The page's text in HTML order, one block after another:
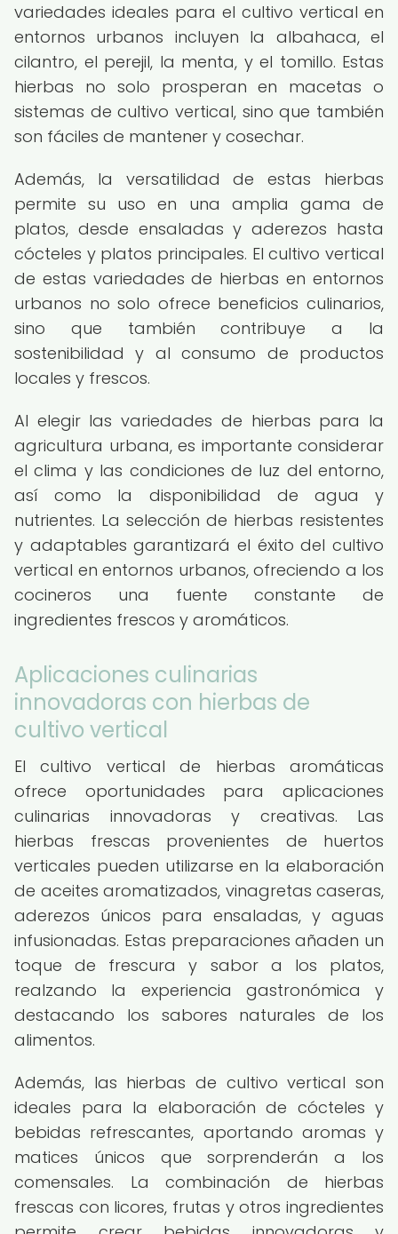
variedades ideales para el cultivo vertical en
entornos urbanos incluyen la albahaca, el
cilantro, el perejil, la menta, y el tomillo. Estas
hierbas no solo prosperan en macetas o
sistemas de cultivo vertical, sino que también
son fáciles de mantener y cosechar.
Además, la versatilidad de estas hierbas
permite su uso en una amplia gama de
platos, desde ensaladas y aderezos hasta
cócteles y platos principales. El cultivo vertical
de estas variedades de hierbas en entornos
urbanos no solo ofrece beneficios culinarios,
sino que también contribuye a la
sostenibilidad y al consumo de productos
locales y frescos.
Al elegir las variedades de hierbas para la
agricultura urbana, es importante considerar
el clima y las condiciones de luz del entorno,
así como la disponibilidad de agua y
nutrientes. La selección de hierbas resistentes
y adaptables garantizará el éxito del cultivo
vertical en entornos urbanos, ofreciendo a los
cocineros una fuente constante de
ingredientes frescos y aromáticos.
Aplicaciones culinarias
innovadoras con hierbas de
cultivo vertical
El cultivo vertical de hierbas aromáticas
ofrece oportunidades para aplicaciones
culinarias innovadoras y creativas. Las
hierbas frescas provenientes de huertos
verticales pueden utilizarse en la elaboración
de aceites aromatizados, vinagretas caseras,
aderezos únicos para ensaladas, y aguas
infusionadas. Estas preparaciones añaden un
toque de frescura y sabor a los platos,
realzando la experiencia gastronómica y
destacando los sabores naturales de los
alimentos.
Además, las hierbas de cultivo vertical son
ideales para la elaboración de cócteles y
bebidas refrescantes, aportando aromas y
matices únicos que sorprenderán a los
comensales. La combinación de hierbas
frescas con licores, frutas y otros ingredientes